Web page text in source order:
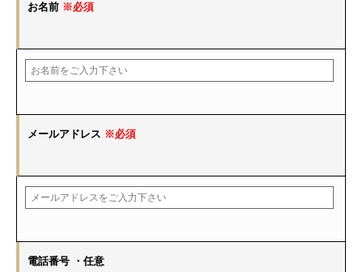
お名前 ※必須
メールアドレス ※必須
電話番号 ・任意